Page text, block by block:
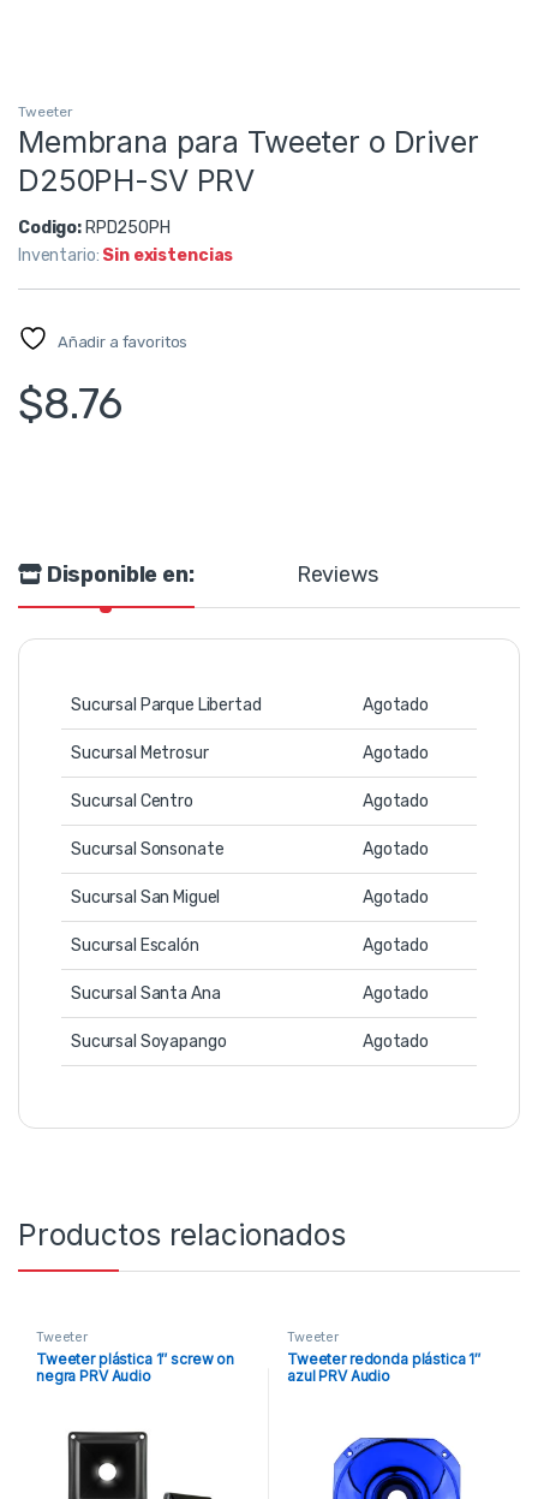
Tweeter
Membrana para Tweeter o Driver
D250PH-SV PRV
Codigo: RPD250PH
Inventario: Sin existencias
Añadir a favoritos
$8.76
Disponible en: Reviews
Sucursal Parque Libertad Agotado
Sucursal Metrosur Agotado
Sucursal Centro Agotado
Sucursal Sonsonate Agotado
Sucursal San Miguel Agotado
Sucursal Escalón Agotado
Sucursal Santa Ana Agotado
Sucursal Soyapango Agotado
Productos relacionados
Tweeter
Tweeter plástica 1″ screw on
negra PRV Audio
Tweeter
Tweeter redonda plástica 1″
azul PRV Audio